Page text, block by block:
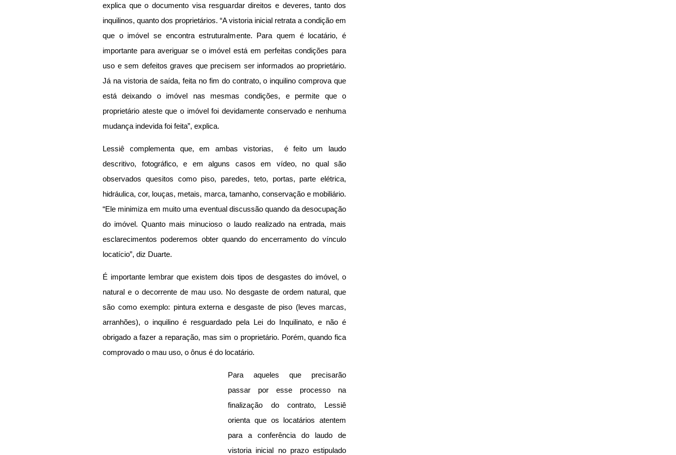
explica que o documento visa resguardar direitos e deveres, tanto dos
inquilinos, quanto dos proprietários. “A vistoria inicial retrata a condição em
que o imóvel se encontra estruturalmente. Para quem é locatário, é
importante para averiguar se o imóvel está em perfeitas condições para
uso e sem defeitos graves que precisem ser informados ao proprietário.
Já na vistoria de saída, feita no fim do contrato, o inquilino comprova que
está deixando o imóvel nas mesmas condições, e permite que o
proprietário ateste que o imóvel foi devidamente conservado e nenhuma
mudança indevida foi feita”, explica.
Lessiê complementa que, em ambas vistorias,  é feito um laudo
descritivo, fotográfico, e em alguns casos em vídeo, no qual são
observados quesitos como piso, paredes, teto, portas, parte elétrica,
hidráulica, cor, louças, metais, marca, tamanho, conservação e mobiliário.
“Ele minimiza em muito uma eventual discussão quando da desocupação
do imóvel. Quanto mais minucioso o laudo realizado na entrada, mais
esclarecimentos poderemos obter quando do encerramento do vínculo
locatício”, diz Duarte.
É importante lembrar que existem dois tipos de desgastes do imóvel, o
natural e o decorrente de mau uso. No desgaste de ordem natural, que
são como exemplo: pintura externa e desgaste de piso (leves marcas,
arranhões), o inquilino é resguardado pela Lei do Inquilinato, e não é
obrigado a fazer a reparação, mas sim o proprietário. Porém, quando fica
comprovado o mau uso, o ônus é do locatário.
Para aqueles que precisarão
passar por esse processo na
finalização do contrato, Lessiê
orienta que os locatários atentem
para a conferência do laudo de
vistoria inicial no prazo estipulado